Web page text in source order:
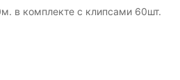
в комплекте с клипсами 60шт.